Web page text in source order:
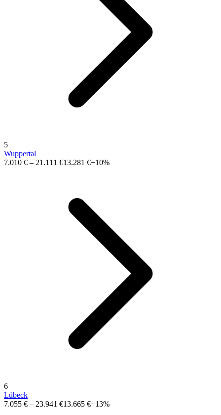
5
Wuppertal
7.010 € – 21.111 €13.281 €+10%
6
Lübeck
7.055 € – 23.941 €13.665 €+13%